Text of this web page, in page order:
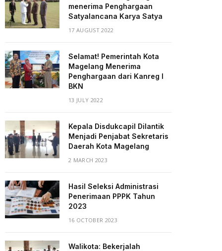
menerima Penghargaan
Satyalancana Karya Satya
17 AUGUST 2022
Selamat! Pemerintah Kota
Magelang Menerima
Penghargaan dari Kanreg I
BKN
13 JULY 2022
Kepala Disdukcapil Dilantik
Menjadi Penjabat Sekretaris
Daerah Kota Magelang
2 MARCH 2023
Hasil Seleksi Administrasi
Penerimaan PPPK Tahun
2023
16 OCTOBER 2023
Walikota: Bekerjalah